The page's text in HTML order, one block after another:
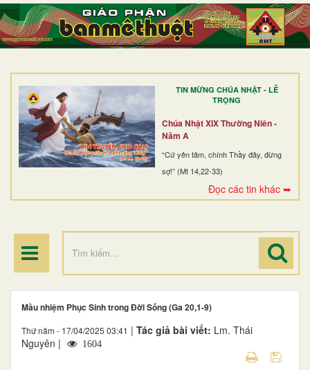
TIN MỪNG CHÚA NHẬT - LỄ
TRỌNG
Chúa Nhật XIX Thường Niên -
Năm A
“Cứ yên tâm, chính Thầy đây, đừng
sợ!” (Mt 14,22-33)
Đọc các tin khác ➥
TRANG NHẤT
GIỚI THIỆU
DÒNG TU
BAN MỤC VỤ
ĐOÀN THỂ CG
ĐIỂM HÀNH HƯƠNG
Mầu nhiệm Phục Sinh trong Đời Sống (Ga 20,1-9)
Thứ năm - 17/04/2025 03:41 | Tác giả bài viết: Lm. Thái
Nguyên |
1604